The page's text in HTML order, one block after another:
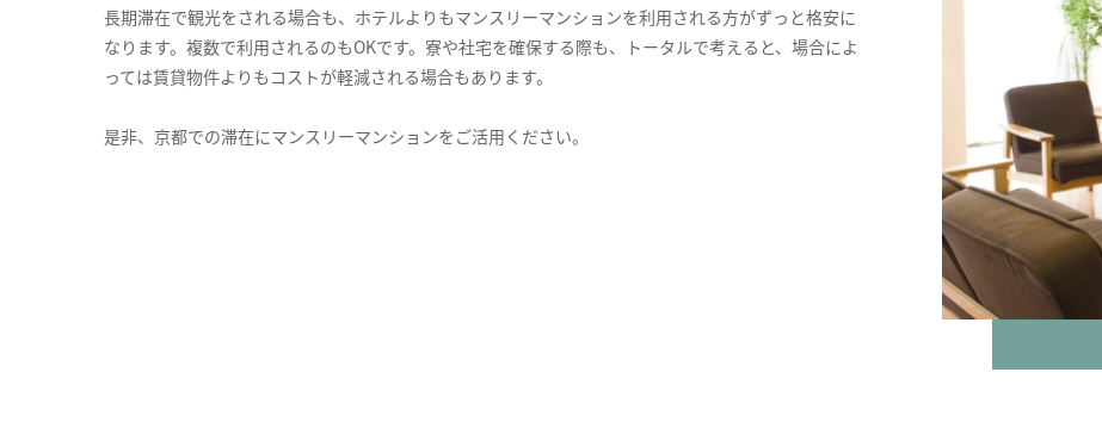
長期滞在で観光をされる場合も、ホテルよりもマンスリーマンションを利用される方がずっと格安に
なります。複数で利用されるのもOKです。寮や社宅を確保する際も、トータルで考えると、場合によ
っては賃貸物件よりもコストが軽減される場合もあります。
是非、京都での滞在にマンスリーマンションをご活用ください。